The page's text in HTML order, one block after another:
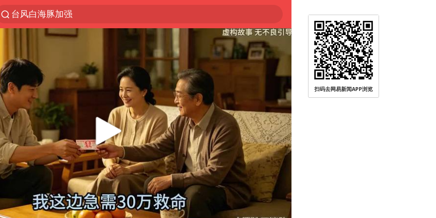
上半年我国机械工业经济运行稳中有进
我国货物贸易进出口超30万亿元
官方通报教师招聘笔试前13名被淘汰
河南撤回“领导带薪错峰休假”通知
向鹏0-3不敌张本智和
山东潍坊发布大风黄色预警
广东雷州通报特教老师招聘违规事件
“立秋的第一杯奶茶”又爆单了
泰国枪击案凶手先杀祖父母后行凶
宇树科技中一签需缴款7.54万元
国防部：中国军队坚决反制任何闹海挑衅图谋
扫码去网易新闻APP浏览